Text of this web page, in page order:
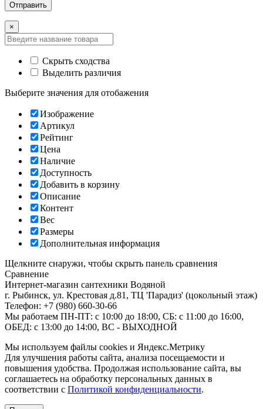
×
Скрыть сходства
Выделить различия
Выберите значения для отобажения
Изображение
Артикул
Рейтинг
Цена
Наличие
Доступность
Добавить в корзину
Описание
Контент
Вес
Размеры
Дополнительная информация
Щелкните снаружи, чтобы скрыть панель сравнения
Сравнение
Интернет-магазин сантехники Водяной
г. Рыбинск, ул. Крестовая д.81, ТЦ 'Парадиз' (цокольный этаж)
Телефон: +7 (980) 660-30-66
Мы работаем ПН-ПТ: с 10:00 до 18:00, СБ: с 11:00 до 16:00,
ОБЕД: с 13:00 до 14:00, ВС - ВЫХОДНОЙ
Мы используем файлы cookies и Яндекс.Метрику
Для улучшения работы сайта, анализа посещаемости и
повышения удобства. Продолжая использование сайта, вы
соглашаетесь на обработку персональных данных в
соответствии с Политикой конфиденциальности.